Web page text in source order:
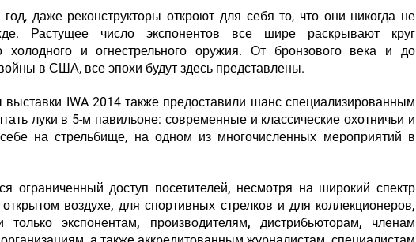
даже реконструкторы откроют для себя то, что они никогда не
Растущее число экспонентов все шире раскрывают круг
холодного и огнестрельного оружия. От бронзового века и до
в США, все эпохи будут здесь представлены.
выставки IWA 2014 также предоставили шанс специализированным
луки в 5-м павильоне: современные и классические охотничьи и
на стрельбище, на одном из многочисленных мероприятий в
ограниченный доступ посетителей, несмотря на широкий спектр
воздухе, для спортивных стрелков и для коллекционеров,
экспонентам, производителям, дистрибьюторам, членам